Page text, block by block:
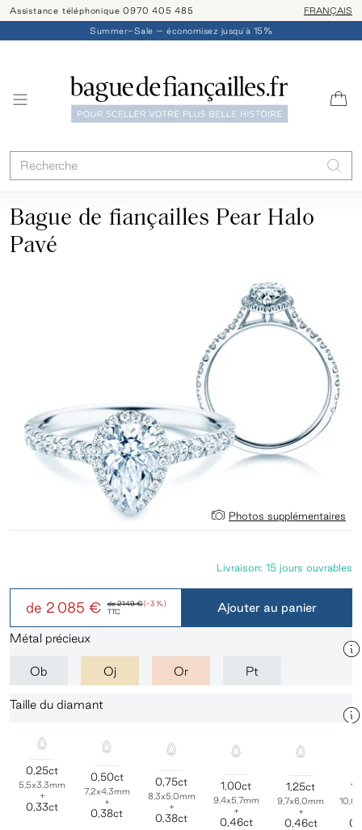
Assistance téléphonique 0970 405 485 Livraison/
FRANÇAIS
Summer-Sale – économisez jusqu'à 15%
Bague de fiançailles Pear Halo
Pavé
Photos supplémentaires
de2 149 €(-3 %)
de 2 085 € TTC
Livraison: 15 jours ouvrables
Ajouter au panier
Métal précieux
Ob Oj Or Pt
Taille du diamant
0,25ct
5,5x3,3mm
+
0,33ct
0,50ct
7,2x4,3mm
+
0,38ct
0,75ct
8,3x5,0mm
+
0,38ct
1,00ct
9,4x5,7mm
+
0,46ct
1,25ct
9,7x6,0mm
+
0,46ct